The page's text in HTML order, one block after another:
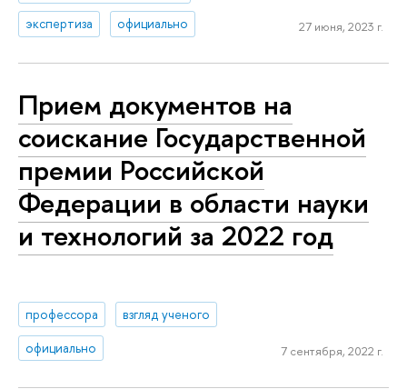
экспертиза
официально 27 июня, 2023 г.
Прием документов на
соискание Государственной
премии Российской
Федерации в области науки
и технологий за 2022 год
профессора
взгляд ученого
официально
7 сентября, 2022 г.